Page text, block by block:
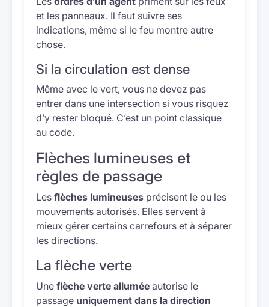
et les panneaux. Il faut suivre ses
indications, même si le feu montre autre
chose.
Si la circulation est dense
Même avec le vert, vous ne devez pas
entrer dans une intersection si vous risquez
d’y rester bloqué. C’est un point classique
au code.
Flèches lumineuses et
règles de passage
Les flèches lumineuses précisent le ou les
mouvements autorisés. Elles servent à
mieux gérer certains carrefours et à séparer
les directions.
La flèche verte
Une flèche verte allumée autorise le
passage uniquement dans la direction